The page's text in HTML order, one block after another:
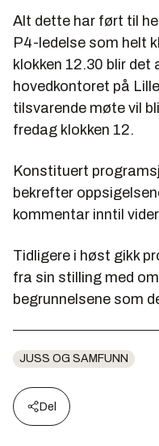
Alt dette har ført til
P4-ledelse som helt
klokken 12.30 blir
hovedkontoret på
tilsvarende møte vil
fredag klokken 12.
Konstituert
bekrefter
kommentar inntil
Tidligere i høst gikk
fra sin stilling med
begrunnelsene som
JUSS OG SAMFUNN
Del